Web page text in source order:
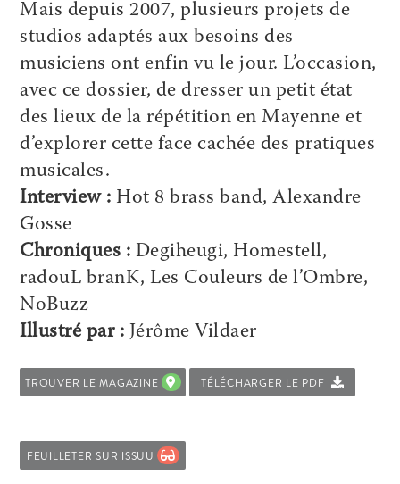
Mais depuis 2007, plusieurs projets de
studios adaptés aux besoins des
musiciens ont enfin vu le jour. L’occasion,
avec ce dossier, de dresser un petit état
des lieux de la répétition en Mayenne et
d’explorer cette face cachée des pratiques
musicales.
Interview : Hot 8 brass band, Alexandre
Gosse
Chroniques : Degiheugi, Homestell,
radouL branK, Les Couleurs de l’Ombre,
NoBuzz
Illustré par : Jérôme Vildaer
TROUVER LE MAGAZINE TÉLÉCHARGER LE PDF
FEUILLETER SUR ISSUU